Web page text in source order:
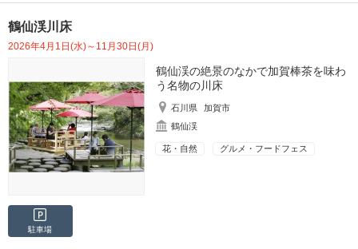
鶴仙渓川床
2026年4月1日(水)～11月30日(月)
鶴仙渓の絶景のなかで加賀棒茶を味わ
う名物の川床
石川県
加賀市
鶴仙渓
花・自然 グルメ・フードフェス
駐車場